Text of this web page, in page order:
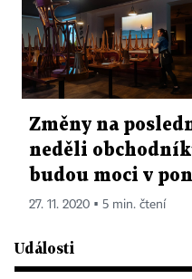
Změny na
neděli
budou moci v
27. 11. 2020 ▪ 5 min. čtení
Události